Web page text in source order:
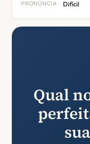
PRONÚNCIA Difícil
Qual